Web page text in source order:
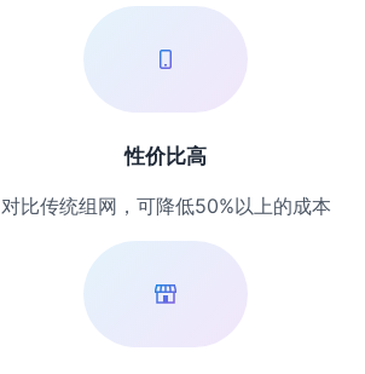
性价比高
对比传统组网，可降低50%以上的成本